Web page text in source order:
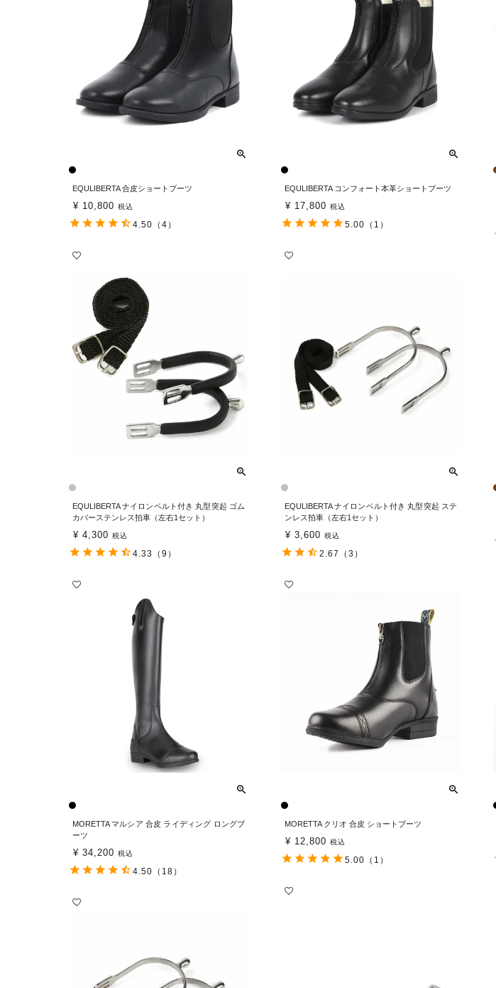
EQULIBERTA 合皮ショートブーツ
¥ 10,800 税込
4.50 （4）
EQULIBERTA コンフォート本革ショートブーツ
¥ 17,800 税込
5.00 （1）
EQULIBERTA ナイロンベルト付き 丸型突起 ゴム
カバーステンレス拍車（左右1セット）
¥ 4,300 税込
4.33 （9）
EQULIBERTA ナイロンベルト付き 丸型突起 ステ
ンレス拍車（左右1セット）
¥ 3,600 税込
2.67 （3）
MORETTA マルシア 合皮 ライディング ロングブ
ーツ
¥ 34,200 税込
4.50 （18）
MORETTA クリオ 合皮 ショートブーツ
¥ 12,800 税込
5.00 （1）